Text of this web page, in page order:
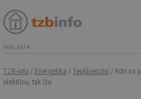
REKLAMA
TZB-info / Energetika / Teplárenství / Kdo na
elektřinu, tak lže